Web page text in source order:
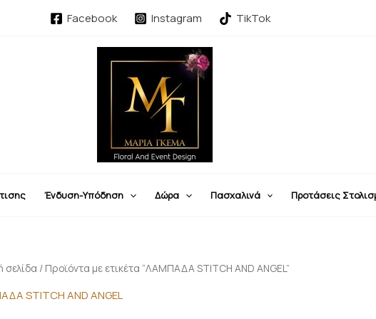
Facebook Instagram TikTok
Ένδυση-Υπόδηση Δώρα Πασχαλινά Προτάσεις
σελίδα / Προϊόντα με ετικέτα “ΛΑΜΠΑΔΑ STITCH AND ANGEL”
STITCH AND ANGEL